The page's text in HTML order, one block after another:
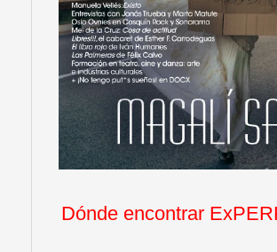
Dónde encontrar